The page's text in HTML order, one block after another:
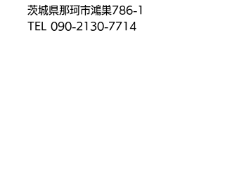
茨城県那珂市鴻巣786-1
​TEL 090-2130-7714